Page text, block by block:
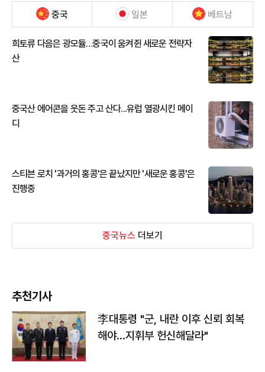
중국 일본 베트남
희토류 다음은 광모듈…중국이 움켜쥔 새로운 전략자
산
중국산 에어콘을 웃돈 주고 산다...유럽 열광시킨 메이
디
스티븐 로치 '과거의 홍콩'은 끝났지만 '새로운 홍콩'은
진행중
중국뉴스 더보기
추천기사
李대통령 "군, 내란 이후 신뢰 회복
해야…지휘부 헌신해달라"